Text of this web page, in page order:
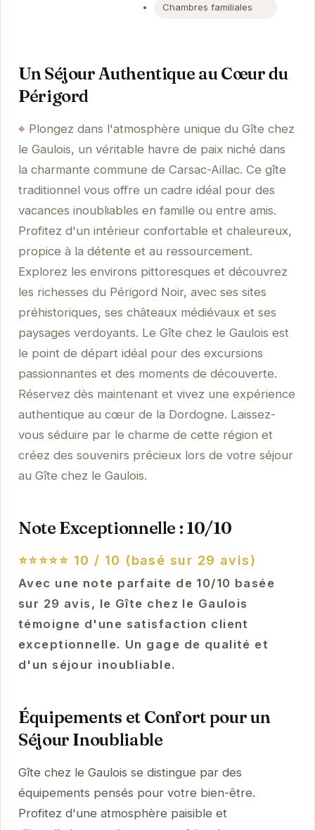
Chambres familiales
Un Séjour Authentique au Cœur du
Périgord
Plongez dans l'atmosphère unique du Gîte chez
le Gaulois, un véritable havre de paix niché dans
la charmante commune de Carsac-Aillac. Ce gîte
traditionnel vous offre un cadre idéal pour des
vacances inoubliables en famille ou entre amis.
Profitez d'un intérieur confortable et chaleureux,
propice à la détente et au ressourcement.
Explorez les environs pittoresques et découvrez
les richesses du Périgord Noir, avec ses sites
préhistoriques, ses châteaux médiévaux et ses
paysages verdoyants. Le Gîte chez le Gaulois est
le point de départ idéal pour des excursions
passionnantes et des moments de découverte.
Réservez dès maintenant et vivez une expérience
authentique au cœur de la Dordogne. Laissez-
vous séduire par le charme de cette région et
créez des souvenirs précieux lors de votre séjour
au Gîte chez le Gaulois.
Note Exceptionnelle : 10/10
⭐⭐⭐⭐⭐ 10 / 10 (basé sur 29 avis)
Avec une note parfaite de 10/10 basée
sur 29 avis, le Gîte chez le Gaulois
témoigne d'une satisfaction client
exceptionnelle. Un gage de qualité et
d'un séjour inoubliable.
Équipements et Confort pour un
Séjour Inoubliable
Gîte chez le Gaulois se distingue par des
équipements pensés pour votre bien-être.
Profitez d'une atmosphère paisible et